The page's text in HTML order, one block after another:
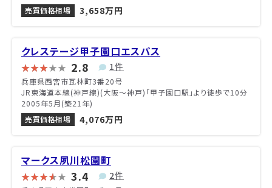
売買価格相場
3,658万円
クレステージ甲子園口エスパス
2.8 1件
兵庫県西宮市瓦林町3番20号
JR東海道本線(神戸線)(大阪～神戸)「甲子園口駅」より徒歩で10分
2005年5月(築21年)
売買価格相場
4,076万円
マークス夙川松園町
3.4 2件